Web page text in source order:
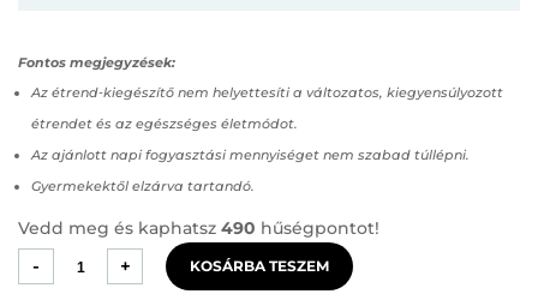
Fontos megjegyzések:
Az étrend‑kiegészítő nem helyettesíti a változatos, kiegyensúlyozott
étrendet és az egészséges életmódot.
Az ajánlott napi fogyasztási mennyiséget nem szabad túllépni.
Gyermekektől elzárva tartandó.
Vedd meg és kaphatsz 490 hűségpontot!
-
Exilis
Prostapro
+ KOSÁRBA TESZEM